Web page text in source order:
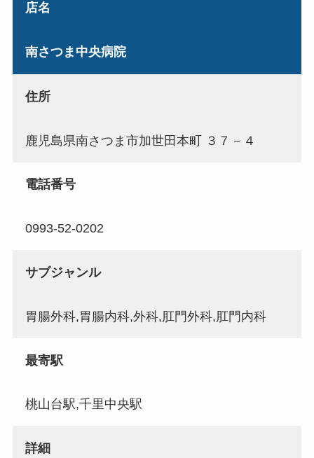
店名
南さつま中央病院
住所
鹿児島県南さつま市加世田本町 ３７－４
電話番号
0993-52-0202
サブジャンル
胃腸外科,胃腸内科,外科,肛門外科,肛門内科
最寄駅
桃山台駅,千里中央駅
詳細